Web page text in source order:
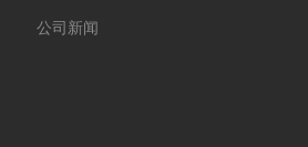
公司新闻